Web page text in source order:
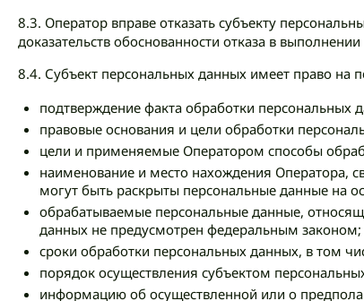
8.3. Оператор вправе отказать субъекту
доказательств обоснованности отказа в
8.4. Субъект персональных данных имеет право
подтверждение факта обработки персональных
правовые основания и цели обработки
цели и применяемые Оператором способы
наименование и место нахождения Оператора,
могут быть раскрыты персональные данные на
обрабатываемые персональные данные,
данных не предусмотрен федеральным законом;
сроки обработки персональных данных, в том
порядок осуществления субъектом
информацию об осуществленной или о